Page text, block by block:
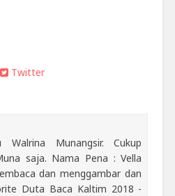
Twitter
Walrina Munangsir. Cukup
saja. Nama Pena : Vella
dan menggambar dan
Duta Baca Kaltim 2018 -